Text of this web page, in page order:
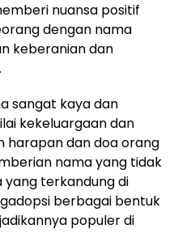
nuansa positif
dengan nama
keberanian dan
sangat kaya dan
kekeluargaan dan
harapan dan doa orang
nama yang tidak
terkandung di
berbagai bentuk
populer di